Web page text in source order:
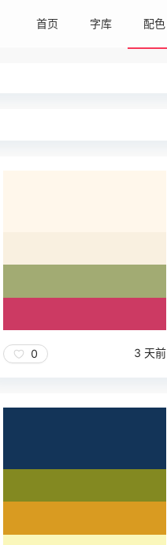
首页 字库 配色
0 3 天前